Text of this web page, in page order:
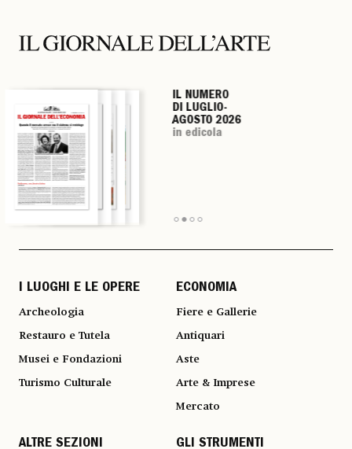
IL NUMERO
DI LUGLIO-
AGOSTO 2026
in edicola
IL NUMERO
DI LUGLIO-
AGOSTO 2026
in edicola
IL NUMERO
DI LUGLIO-
AGOSTO 2026
in edicola
IL NUMERO
DI LUGLIO-
AGOSTO 2026
in edicola
I LUOGHI E LE OPERE
Archeologia
Restauro e Tutela
Musei e Fondazioni
Turismo Culturale
ECONOMIA
Fiere e Gallerie
Antiquari
Aste
Arte & Imprese
Mercato
ALTRE SEZIONI GLI STRUMENTI